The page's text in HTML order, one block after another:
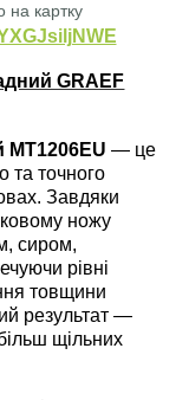
на картку
GRAEF
— це
та точного
Завдяки
ножу
сиром,
рівні
товщини
результат —
щільних